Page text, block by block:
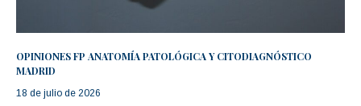
OPINIONES FP ANATOMÍA PATOLÓGICA Y CITODIAGNÓSTICO
MADRID
18 de julio de 2026